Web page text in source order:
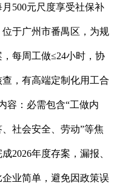
500元尺度享受社保补
于广州市番禺区，为规
每周工做≤24小时，协
，有高端定制化用工合
容：必需包含“工做内
社会安全、劳动”等焦
2026年度存案，漏报、
业简单，避免因政策误